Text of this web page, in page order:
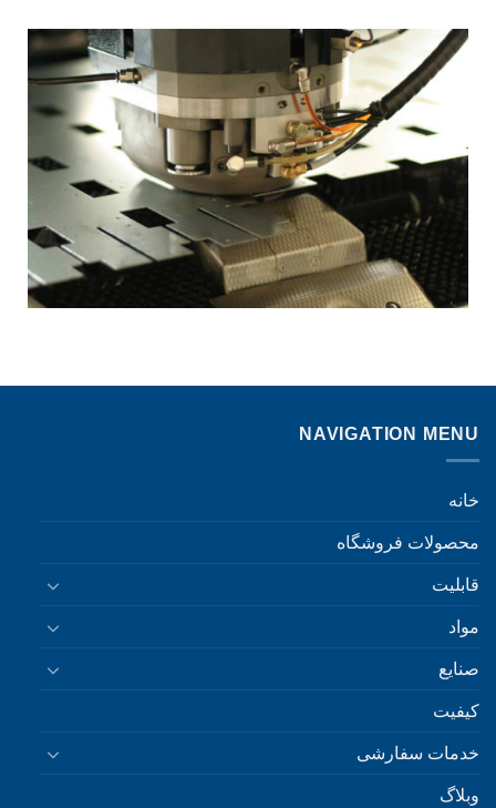
NAVIGATION MENU
خانه
محصولات فروشگاه
قابلیت
مواد
صنایع
کیفیت
خدمات سفارشی
وبلاگ